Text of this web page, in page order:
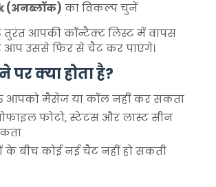
(अनब्लॉक) का विकल्प चुनें
तुरंत आपकी कॉन्टैक्ट लिस्ट में वापस
आप उससे फिर से चैट कर पाएंगे।
क्या होता है?
आपको मैसेज या कॉल नहीं कर सकता
फोटो, स्टेटस और लास्ट सीन
के बीच कोई नई चैट नहीं हो सकती